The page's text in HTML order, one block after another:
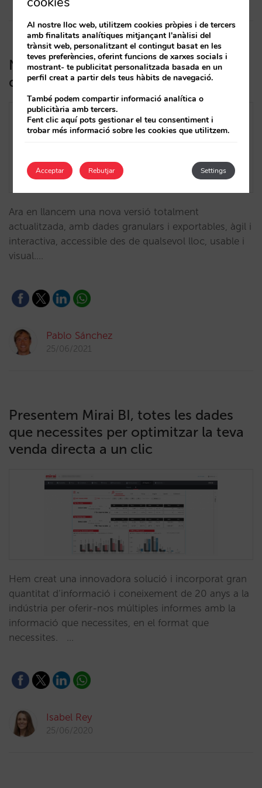
Novetats Mirai BI: + Dades, Millors
decisions + Vendes
Ara en llancem una nova versió totalment
actualitzada, amb dades granulars i exportables, àgil i
interactiva, accessible des de qualsevol lloc, usable i
visual.…
Pablo Sánchez
25/06/2021
Presentem Mirai BI, totes les dades
que necessites per optimitzar la teva
venda directa a un clic
Hem creat una innovadora solució i incorporat gran
quantitat d’informació i coneixement de 20 anys a la
indústria per oferir-nos múltiples informes amb la
informació que necessites, en el format que
necessites. …
Isabel Rey
25/06/2020
Al nostre lloc web, utilitzem cookies pròpies i de tercers
amb finalitats analítiques mitjançant l'anàlisi del
trànsit web, personalitzant el contingut basat en les
teves preferències, oferint funcions de xarxes socials i
mostrant- te publicitat personalitzada basada en un
perfil creat a partir dels teus hàbits de navegació.
També podem compartir informació analítica o
publicitària amb tercers.
Fent clic aquí pots gestionar el teu consentiment i
trobar més informació sobre les cookies que utilitzem.
Acceptar Settings
Rebutjar